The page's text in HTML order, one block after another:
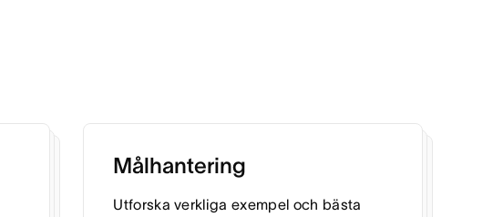
Målhantering
Utforska verkliga exempel och bästa